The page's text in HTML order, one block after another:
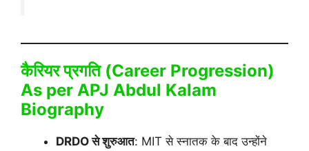
कैरियर प्रगति (Career Progression)
As per APJ Abdul Kalam
Biography
DRDO से शुरुआत: MIT से स्नातक के बाद उन्होंने